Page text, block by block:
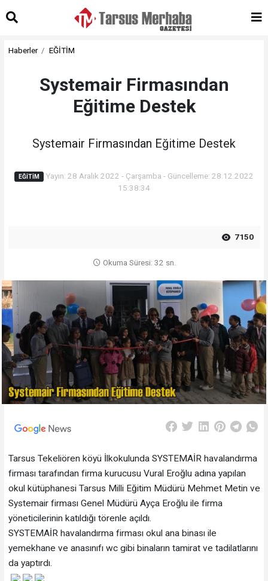
Haberler EĞİTİM
Systemair Firmasından
Eğitime Destek
Systemair Firmasından Eğitime Destek
EĞİTİM
Yayın: 28 Aralık 2022 - Çarşamba - Güncelleme: 28.12.2022
15:38:34
7150
Okuma Süresi: 32 sn.
Tarsus Tekeliören köyü İlkokulunda SYSTEMAİR havalandırma
firması tarafından firma kurucusu Vural Eroğlu adına yapılan
okul kütüphanesi Tarsus Milli Eğitim Müdürü Mehmet Metin ve
Systemair firması Genel Müdürü Ayça Eroğlu ile firma
yöneticilerinin katıldığı törenle açıldı.
SYSTEMAİR havalandırma firması okul ana binası ile
yemekhane ve anasınıfı wc gibi binaların tamirat ve tadilatlarını
da yaptırdı.